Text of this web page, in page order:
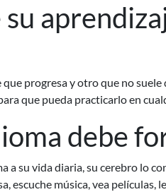
progresa y otro que no
que pueda practicarlo en
debe
a su vida diaria, su cerebro lo
escuche música, vea